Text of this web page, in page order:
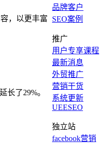
，以更丰富
长了29%。
品牌客户
SEO案例
推广
用户专享课程
最新消息
外贸推广
营销干货
系统更新
UEESEO
独立站
facebook营销